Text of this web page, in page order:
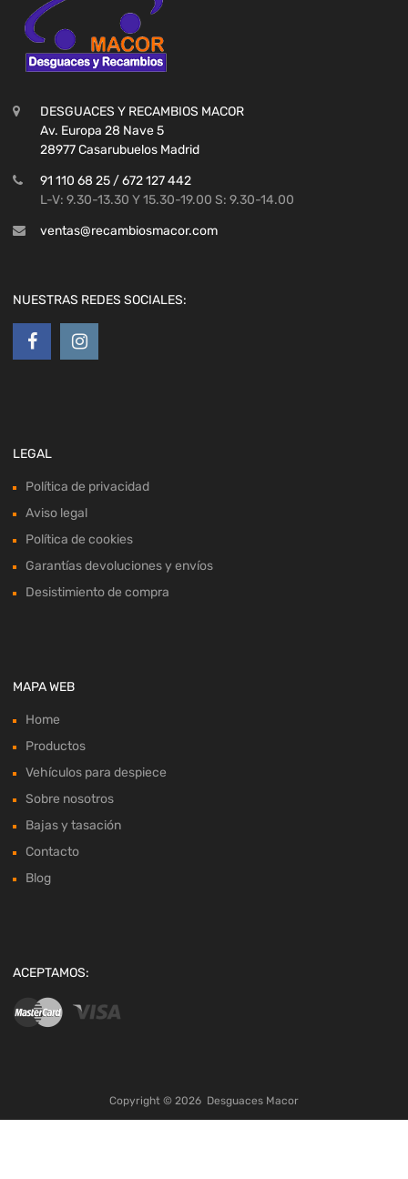
DESGUACES Y RECAMBIOS MACOR
Av. Europa 28 Nave 5
28977 Casarubuelos Madrid
91 110 68 25 / 672 127 442
L-V: 9.30-13.30 Y 15.30-19.00 S: 9.30-14.00
ventas@recambiosmacor.com
NUESTRAS REDES SOCIALES:
LEGAL
Política de privacidad
Aviso legal
Política de cookies
Garantías devoluciones y envíos
Desistimiento de compra
MAPA WEB
Home
Productos
Vehículos para despiece
Sobre nosotros
Bajas y tasación
Contacto
Blog
ACEPTAMOS:
Copyright © 2026 Desguaces Macor